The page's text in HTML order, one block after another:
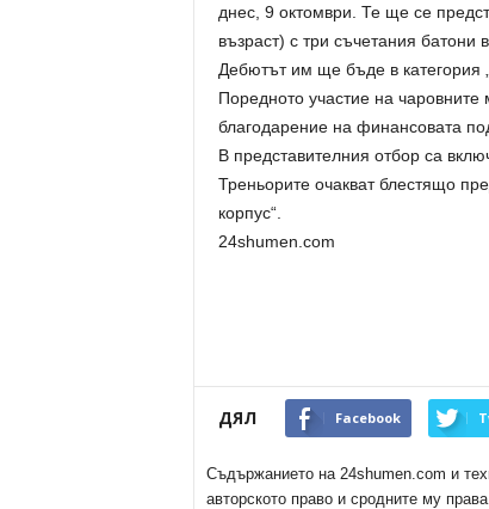
днес, 9 октомври. Те ще се
възраст) с три съчетания батони
Дебютът им ще бъде в категория
Поредното участие на
благодарение на финансовата
В представителния отбор са
Треньорите очакват блестящо
корпус“.
24shumen.com
ДЯЛ Facebook
Съдържанието на 24shumen.com и
авторското право и сродните му